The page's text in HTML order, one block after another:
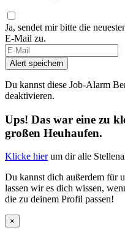
Ja, sendet mir bitte die
E-Mail zu.
Alert speichern
Du kannst diese Job-Alarm
deaktivieren.
Ups! Das war eine zu
großen Heuhaufen.
Klicke hierum dir alle
Du kannst dich außerdem für
lassen wir es dich wissen,
die zu deinem Profil passen!
×